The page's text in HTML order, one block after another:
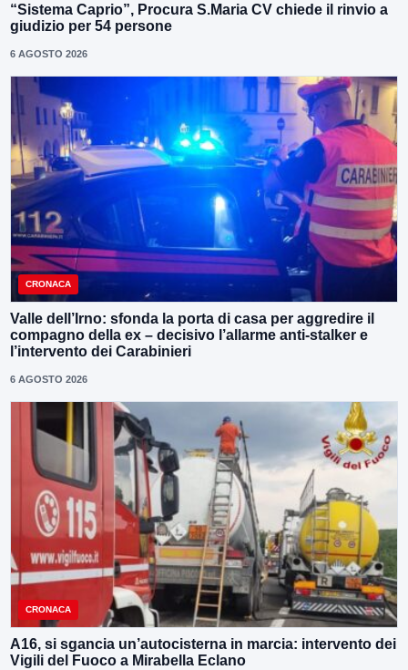
“Sistema Caprio”, Procura S.Maria CV chiede il rinvio a
giudizio per 54 persone
6 AGOSTO 2026
CRONACA
Valle dell’Irno: sfonda la porta di casa per aggredire il
compagno della ex – decisivo l’allarme anti-stalker e
l’intervento dei Carabinieri
6 AGOSTO 2026
CRONACA
A16, si sgancia un’autocisterna in marcia: intervento dei
Vigili del Fuoco a Mirabella Eclano